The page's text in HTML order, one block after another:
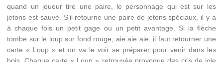
quand un joueur tire une paire, le personnage qui est sur les
jetons est sauvé. S’il retourne une paire de jetons spéciaux, il y a
à chaque fois un petit gage ou un petit avantage. Si la flèche
tombe sur le loup sur fond rouge, aie aie aie, il faut retourner une
carte « Loup » et on va le voir se préparer pour venir dans les